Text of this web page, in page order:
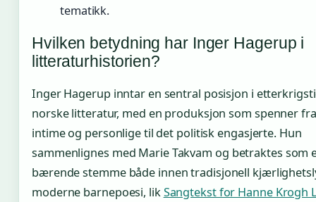
tematikk.
Hvilken betydning har Inger Hagerup i
litteraturhistorien?
Inger Hagerup inntar en sentral posisjon i
norske litteratur, med en produksjon som spenner
intime og personlige til det politisk engasjerte. Hun
sammenlignes med Marie Takvam og betraktes som
bærende stemme både innen tradisjonell
moderne barnepoesi, likSangtekst for Hanne Krogh